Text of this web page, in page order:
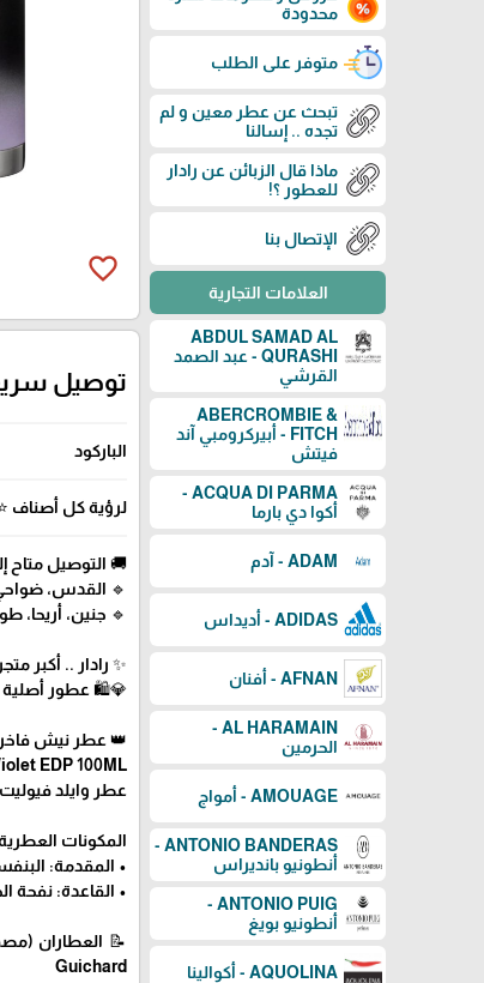
محدودة
متوفر على الطلب
تبحث عن عطر معين و لم
تجده .. إسالنا
ماذا قال الزبائن عن رادار
للعطور ؟!
الإتصال بنا
العلامات التجارية
ABDUL SAMAD AL
QURASHI - عبد الصمد
القرشي
ABERCROMBIE &
FITCH - أبيركرومبي آند
فيتش
ACQUA DI PARMA -
أكوا دي بارما
ADAM - آدم
ADIDAS - أديداس
AFNAN - أفنان
AL HARAMAIN -
الحرمين
AMOUAGE - أمواج
ANTONIO BANDERAS -
أنطونيو بانديراس
ANTONIO PUIG -
أنطونيو بويغ
AQUOLINA - أكوالينا
favorite_border
توصيل
الباركود
لرؤية كل أصناف
🚚 التوصيل
🔹 القدس، ضواحي
🔹 جنين، أريحا،
✨ رادار .. أكبر
💎🛍️ عطور أصلية 100%، أسعار منافسة، توصيل
👑 عطر نيش فاخر
EDP 100ML
عطر وايلد
المكونات
• المقدمة:
• القاعدة: نفحة
Guichard